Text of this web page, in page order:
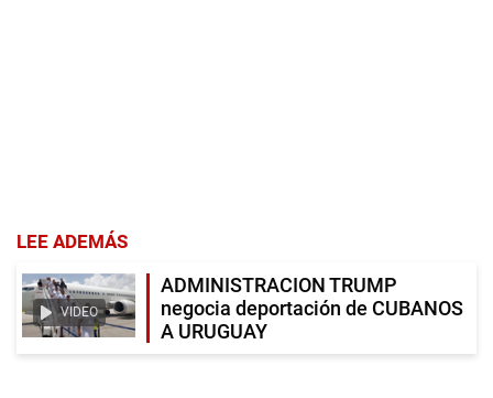
LEE ADEMÁS
VIDEO
ADMINISTRACION TRUMP
negocia deportación de CUBANOS
A URUGUAY